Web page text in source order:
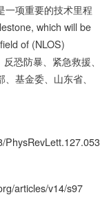
一项重要的技术里程
which will be
of (NLOS)
恐防暴、紧急救援、
基金委、山东省、
PhysRevLett.127.053
articles/v14/s97